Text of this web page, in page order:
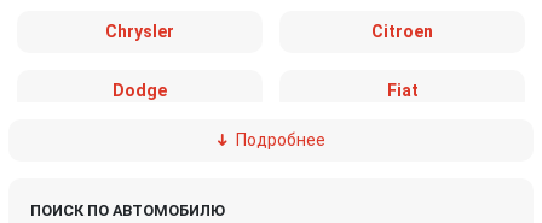
Chrysler Citroen
Dodge Fiat
Honda
Подробнее
ПОИСК ПО АВТОМОБИЛЮ